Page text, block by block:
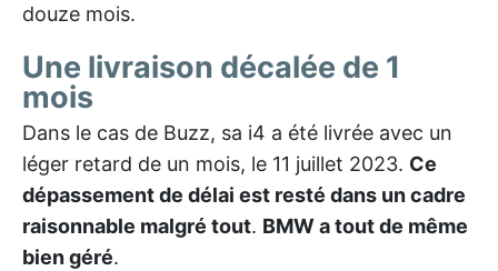
douze mois.
Une livraison décalée de 1
mois
Dans le cas de Buzz, sa i4 a été livrée avec un
léger retard de un mois, le 11 juillet 2023. Ce
dépassement de délai est resté dans un cadre
raisonnable malgré tout. BMW a tout de même
bien géré.